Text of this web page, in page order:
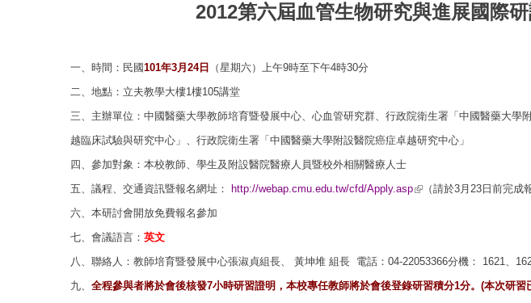
2012第六屆血管生物研究與進展國際
一、時間：民國101年3月24日
（星期六）上午9時至下午4時30分
二、地點：立夫教學大樓1樓105講堂
三、主辦單位：中國醫藥大學教師培育暨發展中心、心血管研究群、行政院衛生署「中國醫藥大學
越臨床試驗與研究中心」、行政院衛生署「中國醫藥大學附設醫院癌症卓越研究中心」
四、參加對象：本校教師、學生及附設醫院醫療人員暨校外相關醫療人士
五、議程、交通資訊暨報名網址：
http://webap.cmu.edu.tw/cfd/Apply.asp (link is external)
（請於3月23日前完成
六、本研討會開放免費報名參加
七、會議語言： 英文
八、聯絡人：教師培育暨發展中心張淑貞組長、 黃坤堆 組長 電話：04-22053366分機：
1621、
九、 全程參與者將於會後核發7小時研習證明，本校專任教師將於會後登錄研習積分1分。 (本次研習